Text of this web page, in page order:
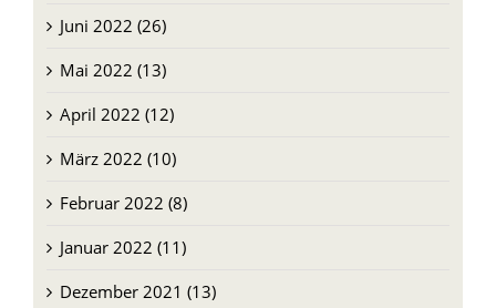
Juni 2022 (26)
Mai 2022 (13)
April 2022 (12)
März 2022 (10)
Februar 2022 (8)
Januar 2022 (11)
Dezember 2021 (13)